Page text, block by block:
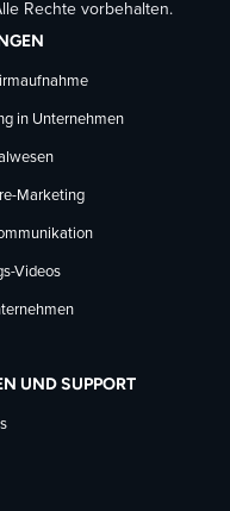
auf
YouTube
folgen
Rechte vorbehalten.
in Unternehmen
Marketing
Videos
UND SUPPORT